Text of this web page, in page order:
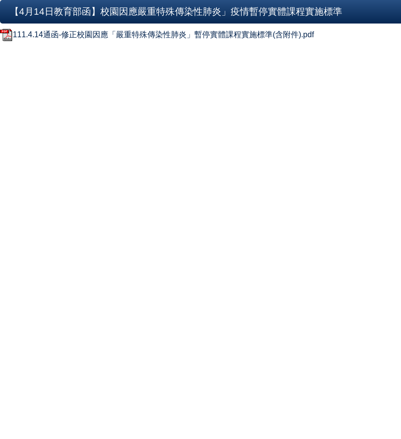
【4月14日教育部函】校園因應嚴重特殊傳染性肺炎」疫情暫停實體課程實施標準
111.4.14通函-修正校園因應「嚴重特殊傳染性肺炎」暫停實體課程實施標準(含附件).pdf